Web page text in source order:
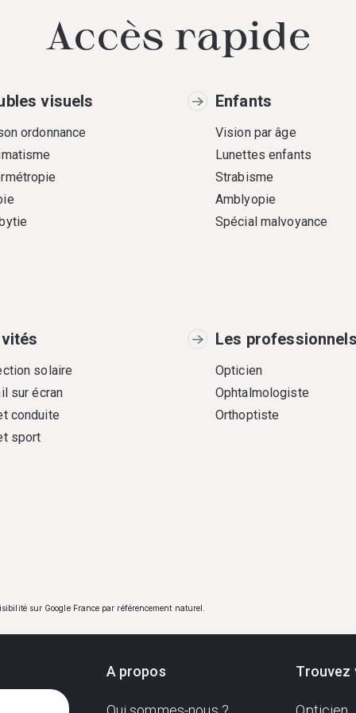
Accès rapide
visuels
ordonnance
Enfants
Vision par âge
Lunettes enfants
Strabisme
Amblyopie
Spécial malvoyance
solaire
sur écran
conduite
sport
Les
Opticien
Ophtalmologiste
Orthoptiste
sur Google France par référencement naturel.
A propos Trouvez